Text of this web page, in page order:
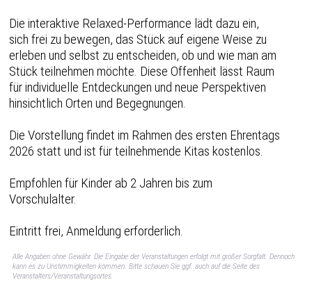
Die interaktive Relaxed-Performance lädt dazu ein,
sich frei zu bewegen, das Stück auf eigene Weise zu
erleben und selbst zu entscheiden, ob und wie man am
Stück teilnehmen möchte. Diese Offenheit lässt Raum
für individuelle Entdeckungen und neue Perspektiven
hinsichtlich Orten und Begegnungen.
Die Vorstellung findet im Rahmen des ersten Ehrentags
2026 statt und ist für teilnehmende Kitas kostenlos.
Empfohlen für Kinder ab 2 Jahren bis zum
Vorschulalter.
Eintritt frei, Anmeldung erforderlich.
Alle Angaben ohne Gewähr. Die Eingabe der Veranstaltungen erfolgt mit großer Sorgfalt. Dennoch
kann es zu Unstimmigkeiten kommen. Bitte schauen Sie ggf. auch auf die Seite des
Veranstalters/Veranstaltungsortes.